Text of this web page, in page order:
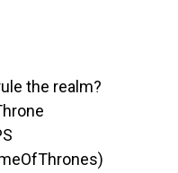
the realm?